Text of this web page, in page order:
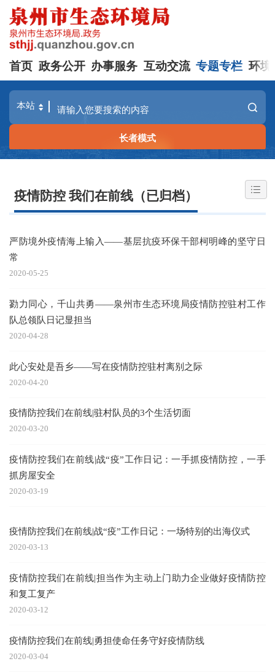
首页 政务公开 办事服务 互动交流 专题专栏 环境
长者模式
疫情防控 我们在前线（已归档）
严防境外疫情海上输入——基层抗疫环保干部柯明峰的坚守日
常
2020-05-25
勠力同心，千山共勇——泉州市生态环境局疫情防控驻村工作
队总领队日记显担当
2020-04-28
此心安处是吾乡——写在疫情防控驻村离别之际
2020-04-20
疫情防控我们在前线|驻村队员的3个生活切面
2020-03-20
疫情防控我们在前线|战“疫”工作日记：一手抓疫情防控，一手
抓房屋安全
2020-03-19
疫情防控我们在前线|战“疫”工作日记：一场特别的出海仪式
2020-03-13
疫情防控我们在前线|担当作为主动上门助力企业做好疫情防控
和复工复产
2020-03-12
疫情防控我们在前线|勇担使命任务守好疫情防线
2020-03-04